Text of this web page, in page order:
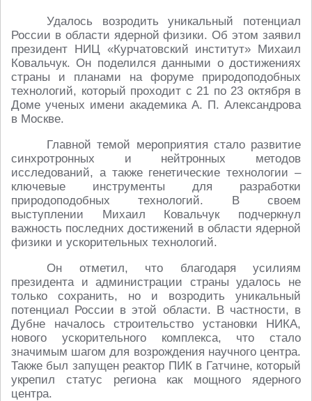
Удалось возродить уникальный потенциал
России в области ядерной физики. Об этом заявил
президент НИЦ «Курчатовский институт» Михаил
Ковальчук. Он поделился данными о достижениях
страны и планами на форуме природоподобных
технологий, который проходит с 21 по 23 октября в
Доме ученых имени академика А. П. Александрова
в Москве.
Главной темой мероприятия стало развитие
синхротронных и нейтронных методов
исследований, а также генетические технологии –
ключевые инструменты для разработки
природоподобных технологий. В своем
выступлении Михаил Ковальчук подчеркнул
важность последних достижений в области ядерной
физики и ускорительных технологий.
Он отметил, что благодаря усилиям
президента и администрации страны удалось не
только сохранить, но и возродить уникальный
потенциал России в этой области. В частности, в
Дубне началось строительство установки НИКА,
нового ускорительного комплекса, что стало
значимым шагом для возрождения научного центра.
Также был запущен реактор ПИК в Гатчине, который
укрепил статус региона как мощного ядерного
центра.